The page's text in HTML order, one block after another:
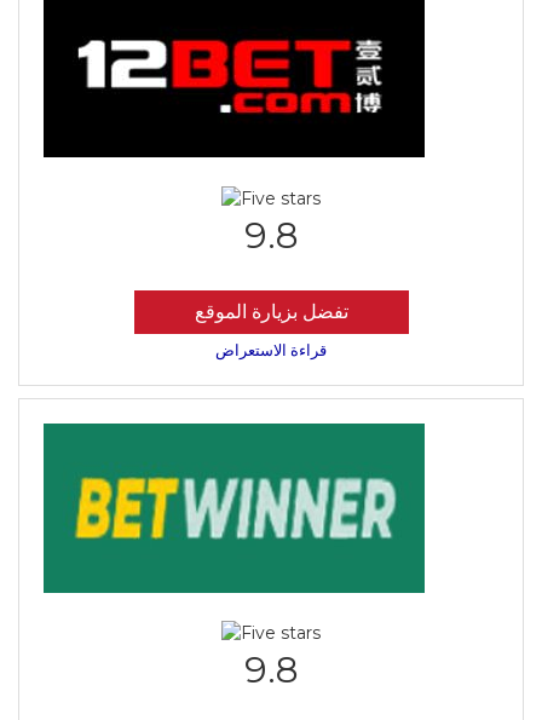
9.8
تفضل بزيارة الموقع
قراءة الاستعراض
9.8